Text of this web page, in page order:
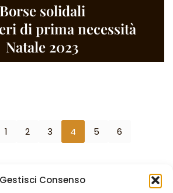
Gestisci Consenso
Borse solidali
di prima necessità
Natale 2023
1 2 3 4 5
6